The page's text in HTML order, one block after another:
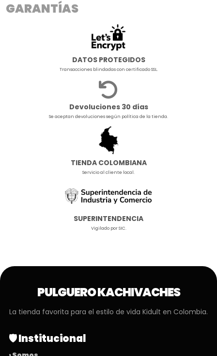
GARANTÍAS
DATOS PROTEGIDOS
Transacciones blindadas con certificado SSL.
Devoluciones 30 días
Se aceptan devoluciones según política de la tienda.
TIENDA COLOMBIANA
Servicio al cliente local.
SUPERINTENDENCIA
Vigilado por SIC.
PULGUERO KACHIVACHES
La tienda favorita para el estilo de vida Kidult en Colombia.
🛡️ Institucional